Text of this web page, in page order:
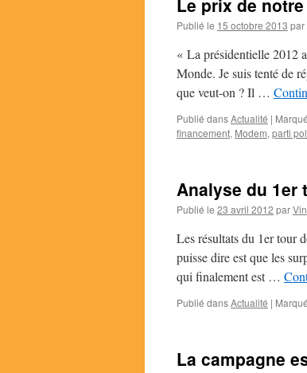
Le prix de
Publié le 15 octobre 2013 par
« La présidentielle 2012
Monde. Je suis tenté de
que veut-on ? Il …
Publié dansActualité |
financement, Modem, parti
Analyse du 1er
Publié le 23 avril 2012 par
Les résultats du 1er tour
puisse dire est que les
qui finalement est …
Publié dansActualité |
La campagne